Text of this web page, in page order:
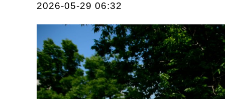
2026-05-29 06:32